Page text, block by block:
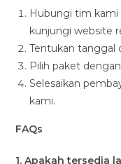
Hubungi tim kami
kunjungi website
Tentukan tanggal
Pilih paket
Selesaikan
kami.
FAQs
1. Apakah tersedia